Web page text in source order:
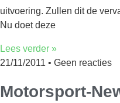
uitvoering. Zullen dit de
Nu doet deze
Lees verder »
21/11/2011
Geen reacties
Motorsport-